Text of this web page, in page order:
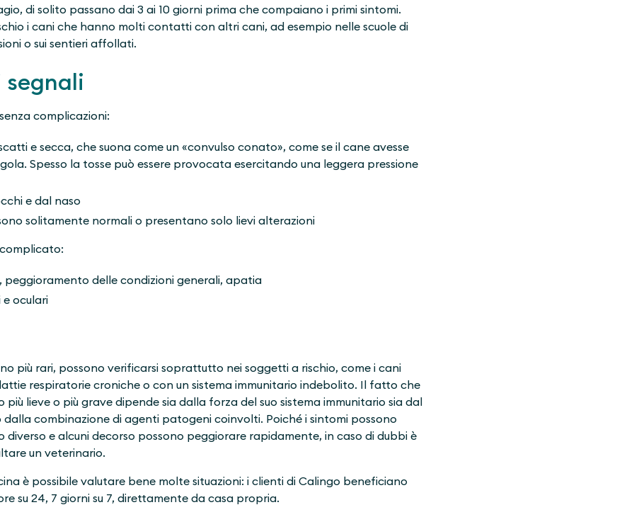
di solito passano dai 3 ai 10 giorni prima che compaiano i primi sintomi.
i cani che hanno molti contatti con altri cani, ad esempio nelle scuole di
o sui sentieri affollati.
segnali
complicazioni:
e secca, che suona come un «convulso conato», come se il cane avesse
Spesso la tosse può essere provocata esercitando una leggera pressione
e dal naso
solitamente normali o presentano solo lievi alterazioni
delle condizioni generali, apatia
e oculari
più rari, possono verificarsi soprattutto nei soggetti a rischio, come i cani
respiratorie croniche o con un sistema immunitario indebolito. Il fatto che
più lieve o più grave dipende sia dalla forza del suo sistema immunitario sia dal
combinazione di agenti patogeni coinvolti. Poiché i sintomi possono
diverso e alcuni decorso possono peggiorare rapidamente, in caso di dubbi è
un veterinario.
è possibile valutare bene molte situazioni: i clienti di Calingo beneficiano
su 24, 7 giorni su 7, direttamente da casa propria.